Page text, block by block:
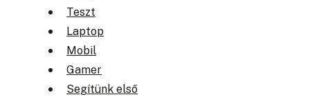
Teszt
Laptop
Mobil
Gamer
Segítünk első